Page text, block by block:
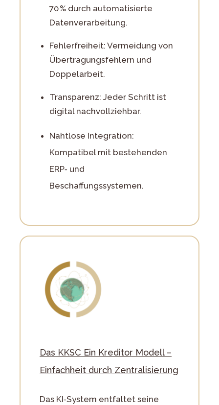
70 % durch automatisierte
Datenverarbeitung.
Fehlerfreiheit: Vermeidung von
Übertragungsfehlern und
Doppelarbeit.
Transparenz: Jeder Schritt ist
digital nachvollziehbar.
Nahtlose Integration:
Kompatibel mit bestehenden
ERP‑ und
Beschaffungssystemen.
Das KKSC Ein Kreditor Modell –
Einfachheit durch Zentralisierung
Das KI‑System entfaltet seine